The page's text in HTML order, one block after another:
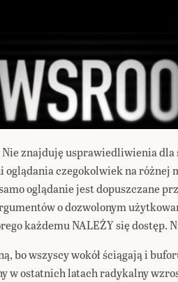
znajduję usprawiedliwienia
oglądania czegokolwiek na różnej
oglądanie jest dopuszczane
o dozwolonym
każdemu NALEŻY się dostęp.
bo wszyscy wokół ściągają i
w ostatnich latach radykalny